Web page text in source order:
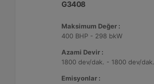
G3408
Maksimum Değer :
400 BHP - 298 bkW
Azami Devir :
1800 dev/dak. - 1800 dev/dak.
Emisyonlar :